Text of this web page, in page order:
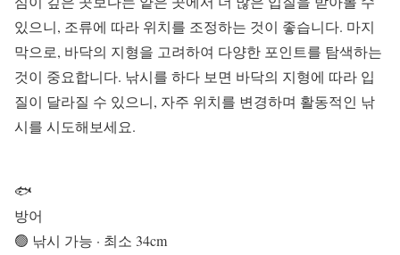
있으니, 조류에 따라 위치를 조정하는 것이 좋습니다. 마지
막으로, 바닥의 지형을 고려하여 다양한 포인트를 탐색하는
것이 중요합니다. 낚시를 하다 보면 바닥의 지형에 따라 입
질이 달라질 수 있으니, 자주 위치를 변경하며 활동적인 낚
시를 시도해보세요.
🐟
방어
🟢 낚시 가능 · 최소 34cm